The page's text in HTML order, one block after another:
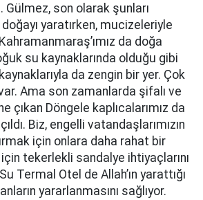
Gülmez, son olarak şunları
doğayı yaratırken, mucizeleriyle
da doğa
su kaynaklarında olduğu gibi
da zengin bir yer. Çok
Ama son zamanlarda şifalı ve
çıkan Döngele kaplıcalarımız da
Biz, engelli vatandaşlarımızın
için onlara daha rahat bir
tekerlekli sandalye ihtiyaçlarını
Termal Otel de Allah’ın yarattığı
yararlanmasını sağlıyor.